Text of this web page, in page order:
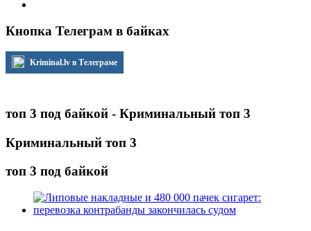
Кнопка Телеграм в байках
Kriminal.lv в Телеграме
топ 3 под байкой - Криминальный топ 3
Криминальный топ 3
топ 3 под байкой